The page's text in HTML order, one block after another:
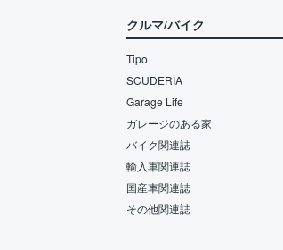
クルマ/バイク
Tipo
SCUDERIA
Garage Life
ガレージのある家
バイク関連誌
輸入車関連誌
国産車関連誌
その他関連誌